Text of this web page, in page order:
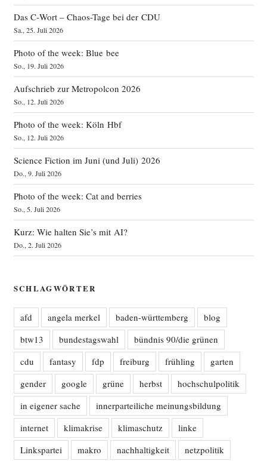
Das C‑Wort – Chaos-Tage bei der CDU
Sa., 25. Juli 2026
Photo of the week: Blue bee
So., 19. Juli 2026
Aufschrieb zur Metropolcon 2026
So., 12. Juli 2026
Photo of the week: Köln Hbf
So., 12. Juli 2026
Science Fiction im Juni (und Juli) 2026
Do., 9. Juli 2026
Photo of the week: Cat and berries
So., 5. Juli 2026
Kurz: Wie halten Sie’s mit AI?
Do., 2. Juli 2026
SCHLAGWÖRTER
afd angela merkel baden-württemberg
blog
btw13
bundestagswahl
bündnis 90/die grünen
cdu
fantasy fdp freiburg frühling
garten
gender
google grüne herbst
hochschulpolitik
in eigener sache
innerparteiliche meinungsbildung
internet
klimakrise klimaschutz
linke
Linkspartei
makro nachhaltigkeit netzpolitik